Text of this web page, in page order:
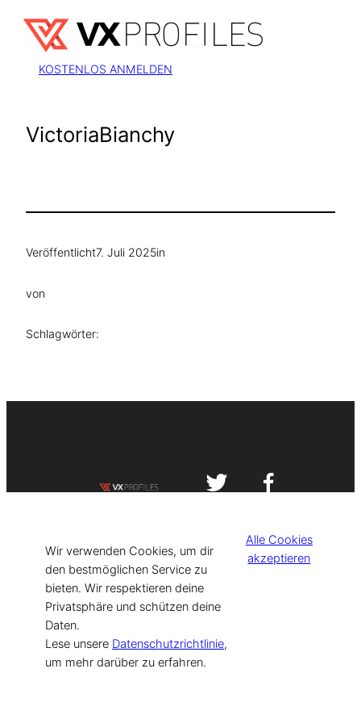
Inhalt
springen
KOSTENLOS ANMELDEN
VictoriaBianchy
Veröffentlicht7. Juli 2025in
von
Schlagwörter:
[current_year] VISIT-X. Made with
for Models & Influencers!
Wir verwenden Cookies, um dir
den bestmöglichen Service zu
bieten. Wir respektieren deine
Privatsphäre und schützen deine
Daten.
Lese unsere Datenschutzrichtlinie,
um mehr darüber zu erfahren.
Alle Cookies
akzeptieren